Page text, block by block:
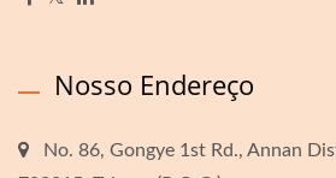
Nosso Endereço
No. 86, Gongye 1st Rd., Annan